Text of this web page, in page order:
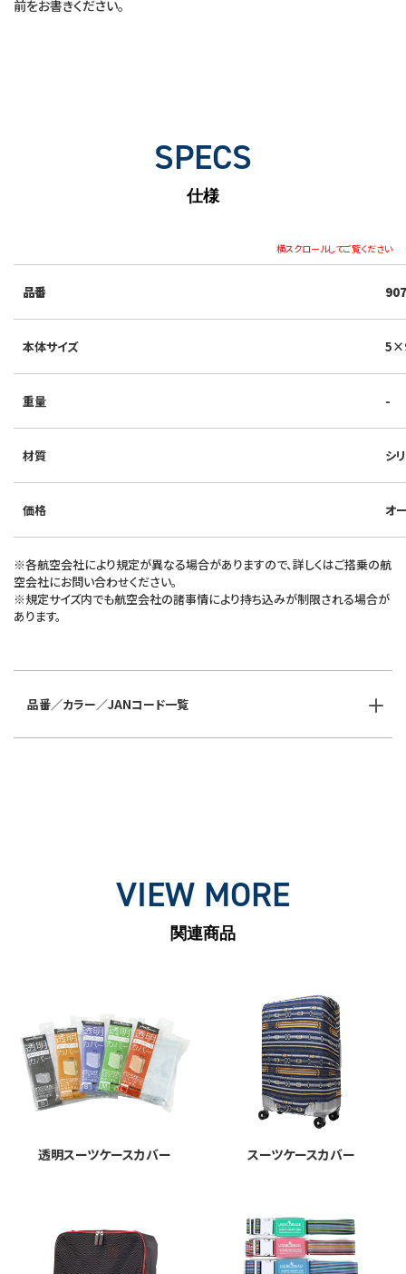
前をお書きください。
SPECS
仕様
横スクロールしてご覧ください
品番
本体サイズ
重量 -
材質 シ
価格 オ
※各航空会社により規定が異なる場合がありますので、詳しくはご搭乗の航
空会社にお問い合わせください。
※規定サイズ内でも航空会社の諸事情により持ち込みが制限される場合が
あります。
品番／カラー／JANコード一覧
VIEW MORE
関連商品
透明スーツケースカバー スーツケースカバー